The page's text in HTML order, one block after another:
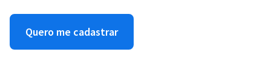
Quero me cadastrar